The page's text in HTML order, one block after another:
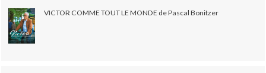
VICTOR COMME TOUT LE MONDE de Pascal Bonitzer